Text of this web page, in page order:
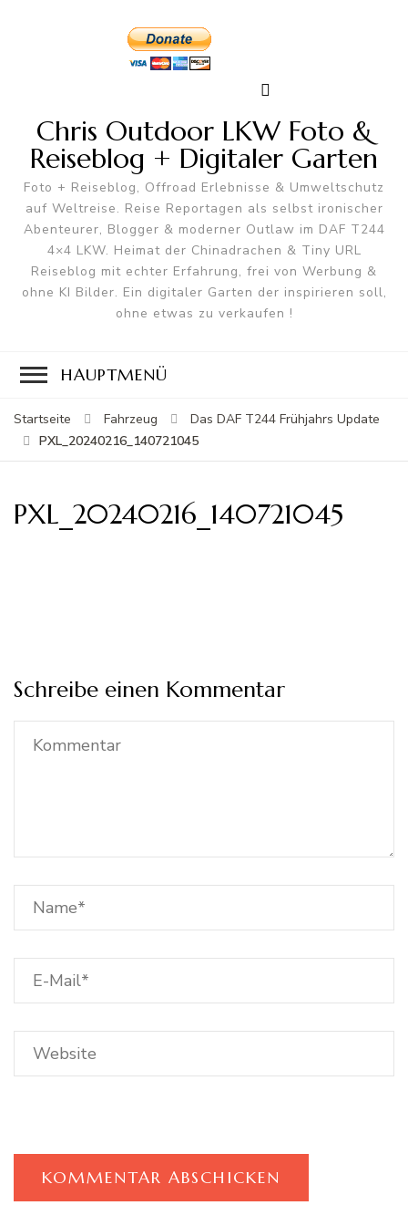
Chris Outdoor LKW Foto &
Reiseblog + Digitaler Garten
Foto + Reiseblog, Offroad Erlebnisse & Umweltschutz
auf Weltreise. Reise Reportagen als selbst ironischer
Abenteurer, Blogger & moderner Outlaw im DAF T244
4×4 LKW. Heimat der Chinadrachen & Tiny URL
Reiseblog mit echter Erfahrung, frei von Werbung &
ohne KI Bilder. Ein digitaler Garten der inspirieren soll,
ohne etwas zu verkaufen !
HAUPTMENÜ
Startseite Fahrzeug
Das DAF T244 Frühjahrs Update
PXL_20240216_140721045
PXL_20240216_140721045
Schreibe einen Kommentar